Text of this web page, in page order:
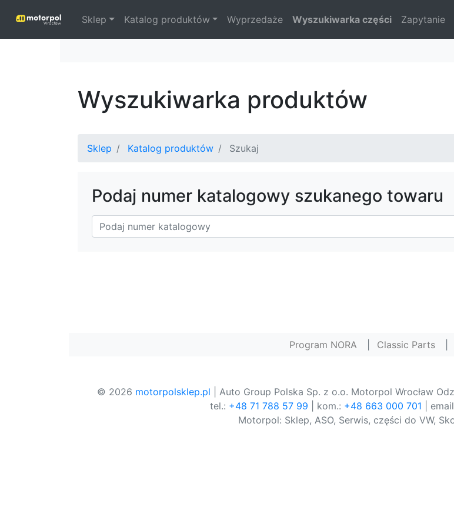
Sklep Katalog produktów Wyprzedaże Wyszukiwarka części Zapytanie
Wyszukiwarka produktów
Sklep Katalog produktów Szukaj
Podaj numer katalogowy szukanego towaru
Program NORA Classic Parts
© 2026 motorpolsklep.pl | Auto Group Polska Sp. z o.o. Motorpol Wrocław
tel.: +48 71 788 57 99 | kom.: +48 663 000 701 |
Motorpol: Sklep, ASO, Serwis, części do VW,